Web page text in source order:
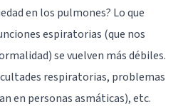
en los pulmones? Lo que
espiratorias (que nos
se vuelven más débiles.
respiratorias, problemas
en personas asmáticas), etc.